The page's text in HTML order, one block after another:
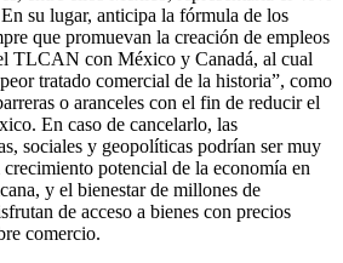
su lugar, anticipa la fórmula de los
que promuevan la creación de empleos
TLCAN con México y Canadá, al cual
tratado comercial de la historia”, como
o aranceles con el fin de reducir el
En caso de cancelarlo, las
sociales y geopolíticas podrían ser muy
potencial de la economía en
y el bienestar de millones de
de acceso a bienes con precios
comercio.